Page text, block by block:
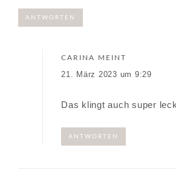
ANTWORTEN
CARINA MEINT
21. März 2023 um 9:29
Das klingt auch super
ANTWORTEN